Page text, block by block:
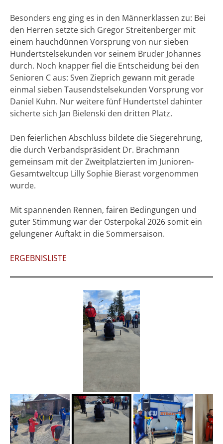
Besonders eng ging es in den Männerklassen zu: Bei
den Herren setzte sich Gregor Streitenberger mit
einem hauchdünnen Vorsprung von nur sieben
Hundertstelsekunden vor seinem Bruder Johannes
durch. Noch knapper fiel die Entscheidung bei den
Senioren C aus: Sven Zieprich gewann mit gerade
einmal sieben Tausendstelsekunden Vorsprung vor
Daniel Kuhn. Nur weitere fünf Hundertstel dahinter
sicherte sich Jan Bielenski den dritten Platz.
Den feierlichen Abschluss bildete die Siegerehrung,
die durch Verbandspräsident Dr. Brachmann
gemeinsam mit der Zweitplatzierten im Junioren-
Gesamtweltcup Lilly Sophie Bierast vorgenommen
wurde.
Mit spannenden Rennen, fairen Bedingungen und
guter Stimmung war der Osterpokal 2026 somit ein
gelungener Auftakt in die Sommersaison.
ERGEBNISLISTE